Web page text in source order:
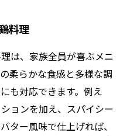
料理
は、家族全員が喜ぶメニ
柔らかな食感と多様な調
も対応できます。例え
ョンを加え、スパイシー
ター風味で仕上げれば、